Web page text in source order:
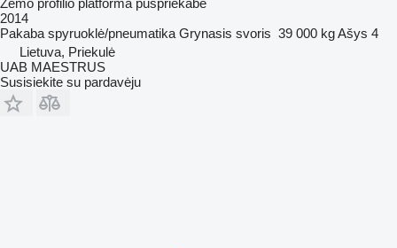
2014
Pakaba spyruoklė/pneumatika Grynasis svoris 39 000 kgAšys 4
Lietuva, Priekulė
UAB MAESTRUS
Susisiekite su pardavėju